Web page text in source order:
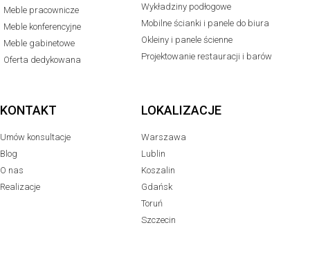
Meble pracownicze
Meble konferencyjne
Meble gabinetowe
Oferta dedykowana
Wykładziny podłogowe
Mobilne ścianki i panele do biura
Okleiny i panele ścienne
Projektowanie restauracji i barów
KONTAKT
Umów konsultacje
Blog
O nas
Realizacje
LOKALIZACJE
Warszawa
Lublin
Koszalin
Gdańsk
Toruń
Szczecin